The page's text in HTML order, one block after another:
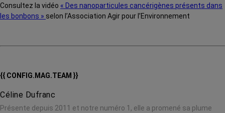
Consultez la vidéo « Des nanoparticules cancérigènes présents dans
les bonbons » selon l’Association Agir pour l’Environnement
{{ CONFIG.MAG.TEAM }}
Céline Dufranc
Présente depuis 2011 et notre numéro 1, elle a promené sa plume